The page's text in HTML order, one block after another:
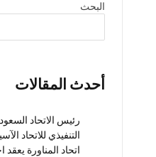
البحث
أحدث المقالات
رئيس الاتحاد
التنفيذي للاتحاد
اتحاد المناورة يعقد